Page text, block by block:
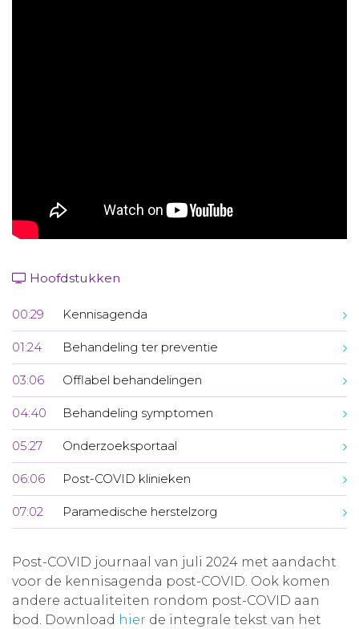
Hoofdstukken
00:29 Kennisagenda
01:24 Behandeling ter preventie
03:06 Offlabel behandelingen
04:40 Behandeling symptomen
05:27 Onderzoeksportaal
06:06 Post-COVID klinieken
07:02 Paramedische herstelzorg
Post-COVID journaal van juli 2024 met aandacht
voor de kennisagenda post-COVID. Ook komen
andere actualiteiten rondom post-COVID aan
bod. Download hier de integrale tekst van het